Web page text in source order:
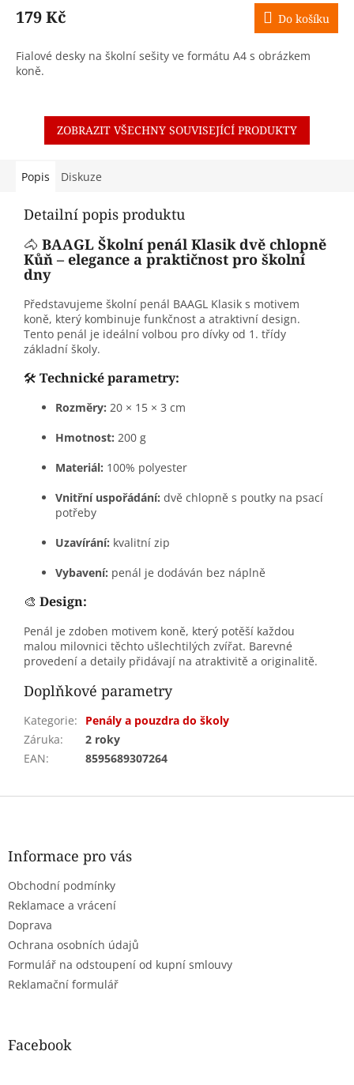
179 Kč Do košíku
Fialové desky na školní sešity ve formátu A4 s obrázkem
koně.
ZOBRAZIT VŠECHNY SOUVISEJÍCÍ PRODUKTY
Popis Diskuze
Detailní popis produktu
🐴 BAAGL Školní penál Klasik dvě chlopně
Kůň – elegance a praktičnost pro školní
dny
Představujeme školní penál BAAGL Klasik s motivem
koně, který kombinuje funkčnost a atraktivní design.
Tento penál je ideální volbou pro dívky od 1. třídy
základní školy.
🛠️ Technické parametry:
Rozměry: 20 × 15 × 3 cm
Hmotnost: 200 g
Materiál: 100% polyester
Vnitřní uspořádání: dvě chlopně s poutky na psací
potřeby
Uzavírání: kvalitní zip
Vybavení: penál je dodáván bez náplně
🎨 Design:
Penál je zdoben motivem koně, který potěší každou
malou milovnici těchto ušlechtilých zvířat. Barevné
provedení a detaily přidávají na atraktivitě a originalitě.
Doplňkové parametry
Kategorie:
Penály a pouzdra do školy
Záruka:
2 roky
EAN: 8595689307264
Z
Informace pro vás
Obchodní podmínky
Reklamace a vrácení
Doprava
Ochrana osobních údajů
Formulář na odstoupení od kupní smlouvy
Reklamační formulář
Facebook